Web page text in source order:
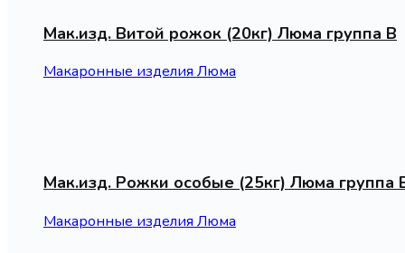
Мак.изд. Витой рожок (20кг) Люма группа В
Макаронные изделия Люма
Мак.изд. Рожки особые (25кг) Люма группа
Макаронные изделия Люма